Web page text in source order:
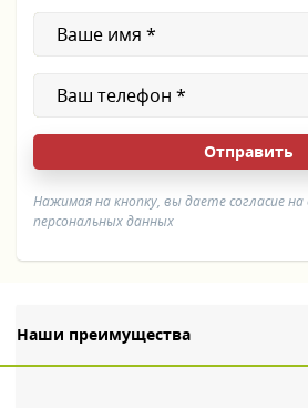
Нажимая на кнопку, вы даете согласие
персональных данных
Наши преимущества